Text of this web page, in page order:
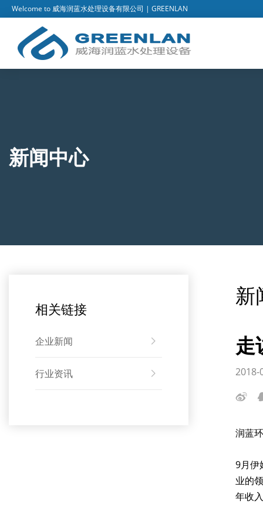
Welcome to 威海润蓝水处理设备有限公司 | GREENLAN
新闻中心
相关链接
企业新闻
行业资讯
新
走
2018-
润蓝
9月伊
业的
年收